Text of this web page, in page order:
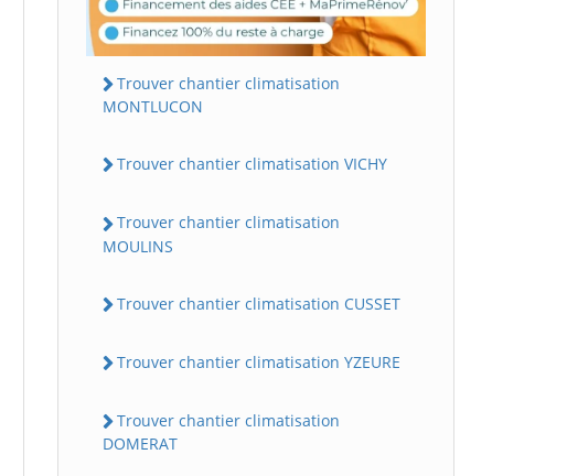
Trouver chantier climatisation
MONTLUCON
Trouver chantier climatisation VICHY
Trouver chantier climatisation
MOULINS
Trouver chantier climatisation CUSSET
Trouver chantier climatisation YZEURE
Trouver chantier climatisation
DOMERAT